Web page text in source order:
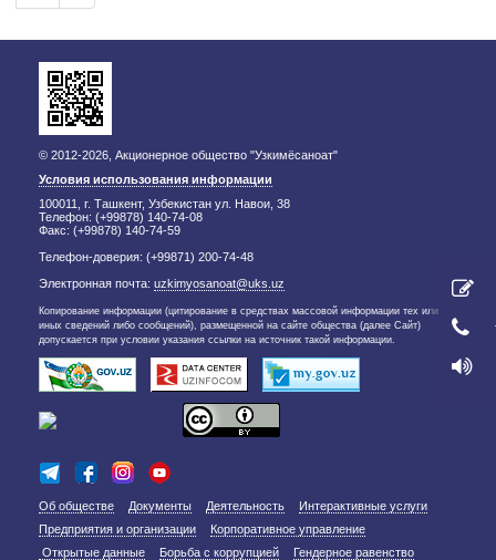
© 2012-2026, Акционерное общество "Узкимёсаноат"
Условия использования информации
100011, г. Ташкент, Узбекистан ул. Навои, 38
Телефон: (+99878) 140-74-08
Факс: (+99878) 140-74-59
Телефон-доверия: (+99871) 200-74-48
Электронная почта: uzkimyosanoat@uks.uz
Копирование информации (цитирование в средствах массовой информации тех или
иных сведений либо сообщений), размещенной на сайте общества (далее Сайт)
допускается при условии указания ссылки на источник такой информации.
Об обществе Документы Деятельность
Интерактивные услуги
Предприятия и организации
Корпоративное управление
Открытые данные
Борьба с коррупцией
Гендерное равенство